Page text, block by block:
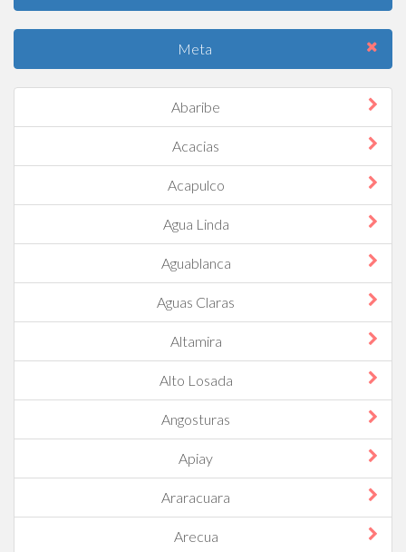
Meta
Abaribe
Acacias
Acapulco
Agua Linda
Aguablanca
Aguas Claras
Altamira
Alto Losada
Angosturas
Apiay
Araracuara
Arecua